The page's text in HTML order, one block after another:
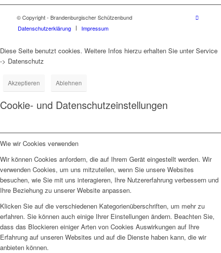
© Copyright - Brandenburgischer Schützenbund
Datenschutzerklärung
Impressum
Diese Seite benutzt cookies. Weitere Infos hierzu erhalten Sie unter Service
-> Datenschutz
Akzeptieren Ablehnen
Cookie- und Datenschutzeinstellungen
Wie wir Cookies verwenden
Wir können Cookies anfordern, die auf Ihrem Gerät eingestellt werden. Wir
verwenden Cookies, um uns mitzuteilen, wenn Sie unsere Websites
besuchen, wie Sie mit uns interagieren, Ihre Nutzererfahrung verbessern und
Ihre Beziehung zu unserer Website anpassen.
Klicken Sie auf die verschiedenen Kategorienüberschriften, um mehr zu
erfahren. Sie können auch einige Ihrer Einstellungen ändern. Beachten Sie,
dass das Blockieren einiger Arten von Cookies Auswirkungen auf Ihre
Erfahrung auf unseren Websites und auf die Dienste haben kann, die wir
anbieten können.